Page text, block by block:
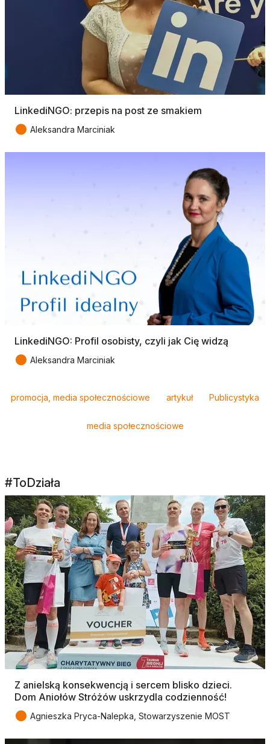
LinkediNGO: przepis na post ze smakiem
● Aleksandra Marciniak
LinkediNGO: Profil osobisty, czyli jak Cię widzą
● Aleksandra Marciniak
promocja, media społecznościowe artykuł Publicystyka
media społecznościowe
#ToDziała
Z anielską konsekwencją i sercem blisko dzieci.
Dom Aniołów Stróżów uskrzydla codzienność!
● Agnieszka Pryca-Nalepka, Stowarzyszenie MOST